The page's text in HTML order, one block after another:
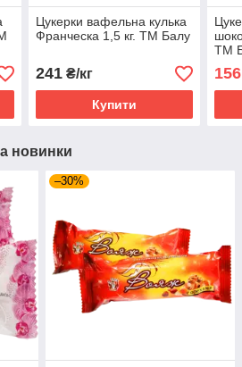
Цукерки вафельна кулька
Франческа 1,5 кг. ТМ Балу
241₴/кг
Купити
ТМ
новинки
–30%